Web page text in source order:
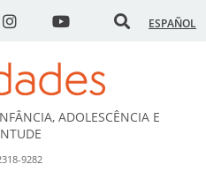
ESPAÑOL
ADOLESCÊNCIA E
9282